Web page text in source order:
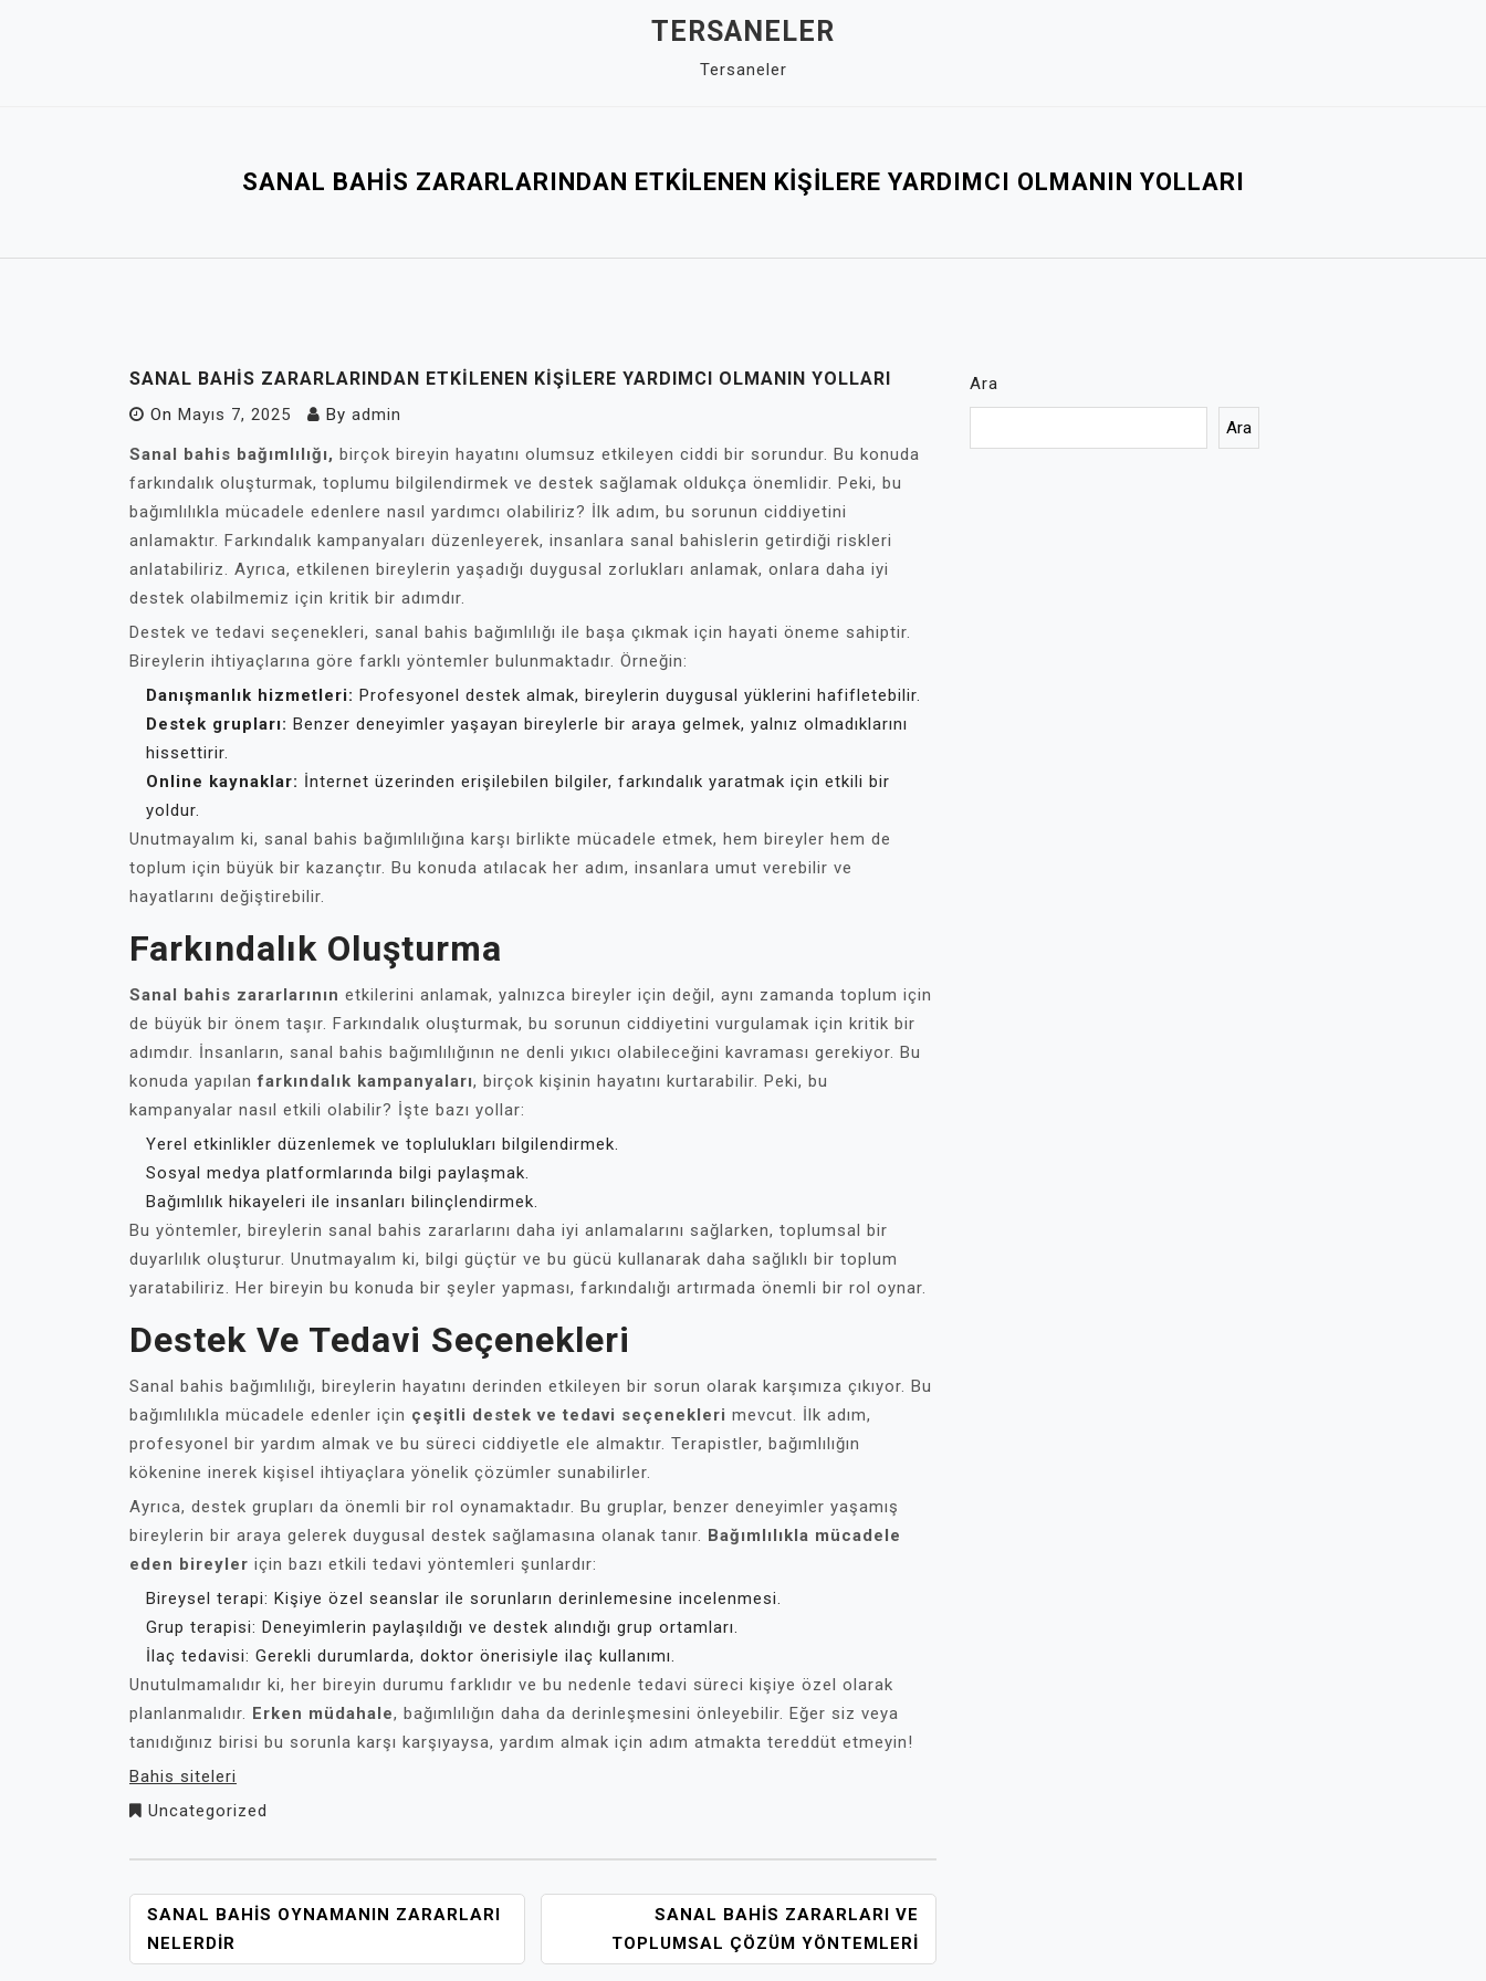
TERSANELER
Tersaneler
SANAL BAHIS ZARARLARINDAN ETKILENEN KIŞILERE YARDIMCI OLMANIN YOLLARI
SANAL BAHIS ZARARLARINDAN ETKILENEN KIŞILERE YARDIMCI OLMANIN YOLLARI
On Mayıs 7, 2025 By admin
Sanal bahis bağımlılığı, birçok bireyin hayatını olumsuz etkileyen ciddi bir sorundur. Bu konuda
farkındalık oluşturmak, toplumu bilgilendirmek ve destek sağlamak oldukça önemlidir. Peki, bu
bağımlılıkla mücadele edenlere nasıl yardımcı olabiliriz? İlk adım, bu sorunun ciddiyetini
anlamaktır. Farkındalık kampanyaları düzenleyerek, insanlara sanal bahislerin getirdiği riskleri
anlatabiliriz. Ayrıca, etkilenen bireylerin yaşadığı duygusal zorlukları anlamak, onlara daha iyi
destek olabilmemiz için kritik bir adımdır.
Destek ve tedavi seçenekleri, sanal bahis bağımlılığı ile başa çıkmak için hayati öneme sahiptir.
Bireylerin ihtiyaçlarına göre farklı yöntemler bulunmaktadır. Örneğin:
Danışmanlık hizmetleri: Profesyonel destek almak, bireylerin duygusal yüklerini hafifletebilir.
Destek grupları: Benzer deneyimler yaşayan bireylerle bir araya gelmek, yalnız olmadıklarını
hissettirir.
Online kaynaklar: İnternet üzerinden erişilebilen bilgiler, farkındalık yaratmak için etkili bir
yoldur.
Unutmayalım ki, sanal bahis bağımlılığına karşı birlikte mücadele etmek, hem bireyler hem de
toplum için büyük bir kazançtır. Bu konuda atılacak her adım, insanlara umut verebilir ve
hayatlarını değiştirebilir.
Farkındalık Oluşturma
Sanal bahis zararlarının etkilerini anlamak, yalnızca bireyler için değil, aynı zamanda toplum için
de büyük bir önem taşır. Farkındalık oluşturmak, bu sorunun ciddiyetini vurgulamak için kritik bir
adımdır. İnsanların, sanal bahis bağımlılığının ne denli yıkıcı olabileceğini kavraması gerekiyor. Bu
konuda yapılanfarkındalık kampanyaları, birçok kişinin hayatını kurtarabilir. Peki, bu
kampanyalar nasıl etkili olabilir? İşte bazı yollar:
Yerel etkinlikler düzenlemek ve toplulukları bilgilendirmek.
Sosyal medya platformlarında bilgi paylaşmak.
Bağımlılık hikayeleri ile insanları bilinçlendirmek.
Bu yöntemler, bireylerin sanal bahis zararlarını daha iyi anlamalarını sağlarken, toplumsal bir
duyarlılık oluşturur. Unutmayalım ki, bilgi güçtür ve bu gücü kullanarak daha sağlıklı bir toplum
yaratabiliriz. Her bireyin bu konuda bir şeyler yapması, farkındalığı artırmada önemli bir rol oynar.
Destek Ve Tedavi Seçenekleri
Sanal bahis bağımlılığı, bireylerin hayatını derinden etkileyen bir sorun olarak karşımıza çıkıyor. Bu
bağımlılıkla mücadele edenler için çeşitli destek ve tedavi seçenekleri mevcut. İlk adım,
profesyonel bir yardım almak ve bu süreci ciddiyetle ele almaktır. Terapistler, bağımlılığın
kökenine inerek kişisel ihtiyaçlara yönelik çözümler sunabilirler.
Ayrıca, destek grupları da önemli bir rol oynamaktadır. Bu gruplar, benzer deneyimler yaşamış
bireylerin bir araya gelerek duygusal destek sağlamasına olanak tanır. Bağımlılıkla mücadele
eden bireyler için bazı etkili tedavi yöntemleri şunlardır:
Bireysel terapi: Kişiye özel seanslar ile sorunların derinlemesine incelenmesi.
Grup terapisi: Deneyimlerin paylaşıldığı ve destek alındığı grup ortamları.
İlaç tedavisi: Gerekli durumlarda, doktor önerisiyle ilaç kullanımı.
Unutulmamalıdır ki, her bireyin durumu farklıdır ve bu nedenle tedavi süreci kişiye özel olarak
planlanmalıdır. Erken müdahale, bağımlılığın daha da derinleşmesini önleyebilir. Eğer siz veya
tanıdığınız birisi bu sorunla karşı karşıyaysa, yardım almak için adım atmakta tereddüt etmeyin!
Bahis siteleri
Uncategorized
YAZI
GEZINMESI
SANAL BAHIS OYNAMANIN ZARARLARI
NELERDIR
SANAL BAHIS ZARARLARI VE
TOPLUMSAL ÇÖZÜM YÖNTEMLERI
Ara
Ara